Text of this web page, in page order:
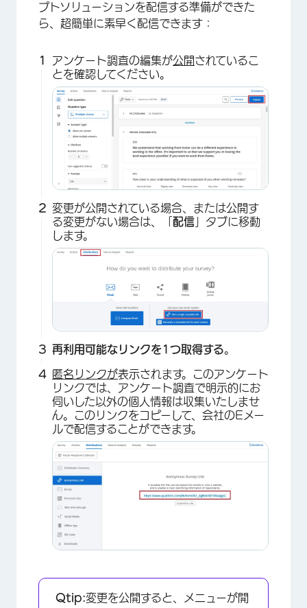
×
プトソリューションを配信する準備ができた
ら、超簡単に素早く配信できます：
アンケート調査の編集が公開されているこ
とを確認してください。
変更が公開されている場合、または公開す
る変更がない場合は、「 配信 」タブに移動
します。
再利用可能なリンクを1つ取得する。
匿名リンクが表示されます。このアンケート
リンクでは、アンケート調査で明示的にお
伺いした以外の個人情報は収集いたしませ
ん。このリンクをコピーして、会社のEメー
ルで配信することができます。
Qtip:変更を公開すると、メニューが開